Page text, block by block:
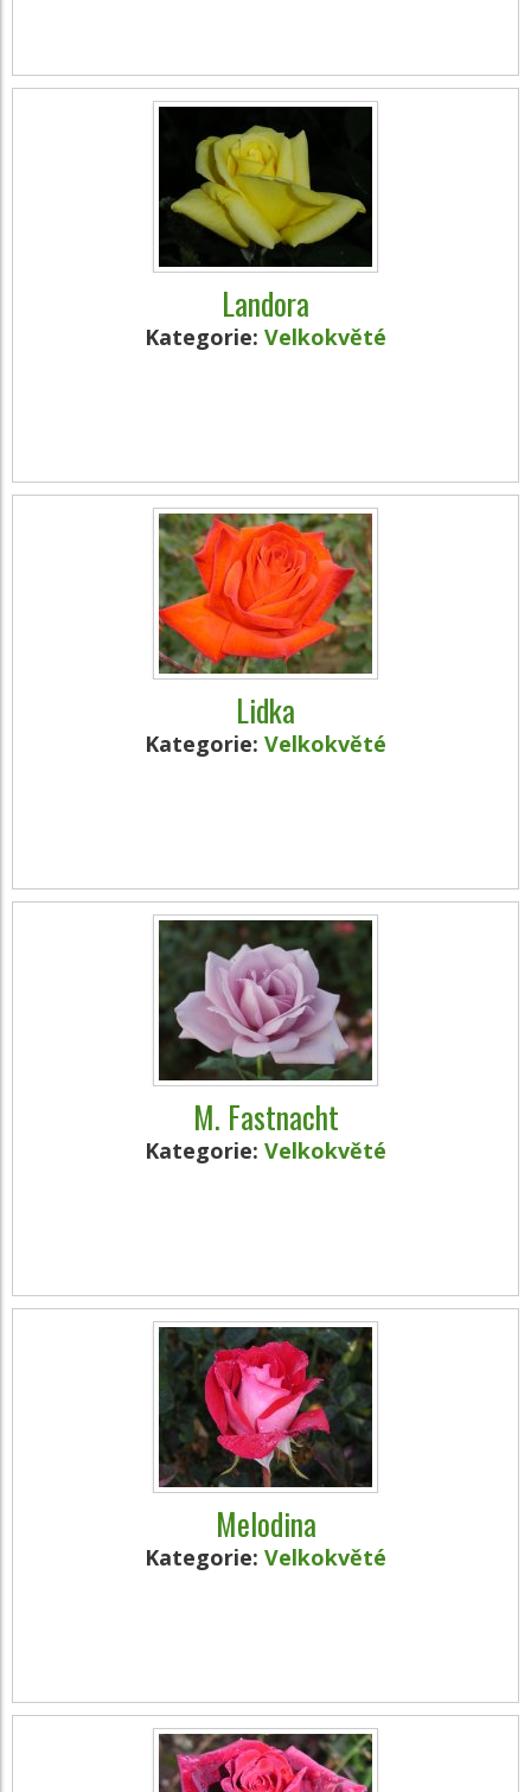
Landora
Kategorie: Velkokvěté
Lidka
Kategorie: Velkokvěté
M. Fastnacht
Kategorie: Velkokvěté
Melodina
Kategorie: Velkokvěté